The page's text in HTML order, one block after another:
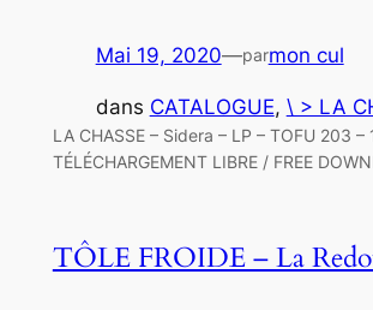
Mai 19, 2020—parmon cul
dans CATALOGUE, \ > LA
LA CHASSE – Sidera – LP – TOFU 203 –
TÉLÉCHARGEMENT LIBRE / FREE
TÔLE FROIDE – La